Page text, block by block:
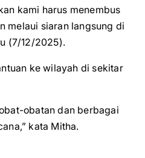
kami harus menembus
melaui siaran langsung di
(7/12/2025).
ke wilayah di sekitar
obatan dan berbagai
kata Mitha.